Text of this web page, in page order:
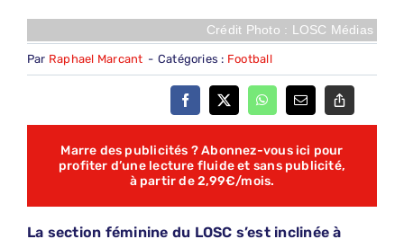
Crédit Photo : LOSC Médias
Par Raphael Marcant - Catégories : Football
Marre des publicités ? Abonnez-vous ici pour
profiter d’une lecture fluide et sans publicité,
à partir de 2,99€/mois.
La section féminine du LOSC s’est inclinée à